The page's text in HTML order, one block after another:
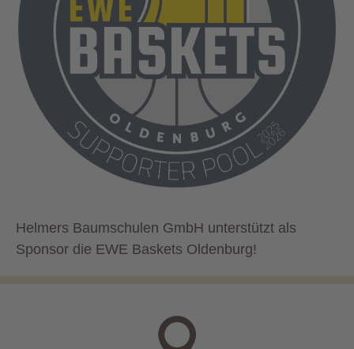
Helmers Baumschulen GmbH unterstützt als
Sponsor die EWE Baskets Oldenburg!